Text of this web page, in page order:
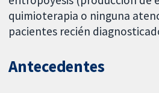
quimioterapia o ninguna
pacientes recién
Antecedentes